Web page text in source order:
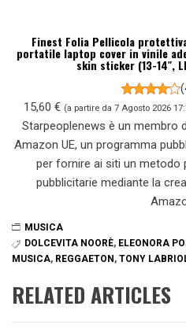
Finest Folia Pellicola
portatile laptop cover in vinile
skin sticker (13-14″,
(
15,60 € (a partire da 7 Agosto 2026
Starpeoplenews è un membro
Amazon UE, un programma
per fornire ai siti un metodo
pubblicitarie mediante la
MUSICA
DOLCEVITA NOORÈ, ELEONORA
MUSICA, REGGAETON, TONY
RELATED ARTICLES